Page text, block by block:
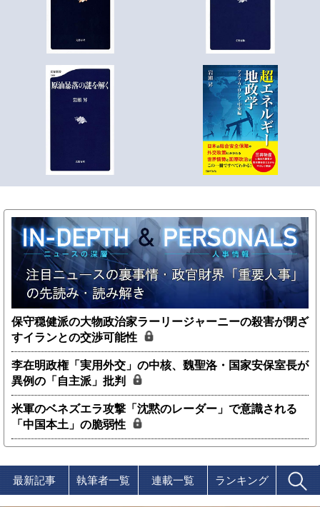
保守穏健派の大物政治家ラーリージャーニーの殺害が閉ざ
すイランとの交渉可能性
李在明政権「実用外交」の中核、魏聖洛・国家安保室長が
異例の「自主派」批判
米軍のベネズエラ攻撃「沈黙のレーダー」で意識される
「中国本土」の脆弱性
最新記事 執筆者一覧 連載一覧 ランキング